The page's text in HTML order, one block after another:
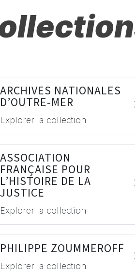
ARCHIVES NATIONALES
D’OUTRE-MER
Explorer la collection
ASSOCIATION
FRANÇAISE POUR
L’HISTOIRE DE LA
JUSTICE
Explorer la collection
PHILIPPE ZOUMMEROFF
Explorer la collection